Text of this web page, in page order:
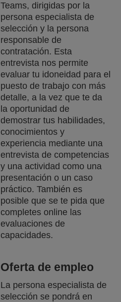
Teams, dirigidas por la
persona especialista de
selección y la persona
responsable de
contratación. Esta
entrevista nos permite
evaluar tu idoneidad para el
puesto de trabajo con más
detalle, a la vez que te da
la oportunidad de
demostrar tus habilidades,
conocimientos y
experiencia mediante una
entrevista de competencias
y una actividad como una
presentación o un caso
práctico. También es
posible que se te pida que
completes online las
evaluaciones de
capacidades.
Oferta de empleo
La persona especialista de
selección se pondrá en